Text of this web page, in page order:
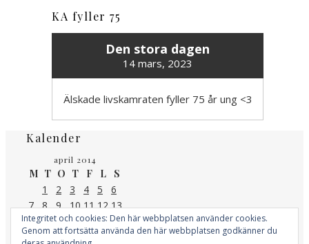
KA fyller 75
Den stora dagen
14 mars, 2023
Älskade livskamraten fyller 75 år ung <3
Kalender
april 2014
M T O T F L
S
1
2 3 4 5
6
7
8 9 10 11 12 13
14 15 16 17 18 19 20
21 22 23 24 25 26 27
Integritet och cookies: Den här webbplatsen använder cookies.
Genom att fortsätta använda den här webbplatsen godkänner du